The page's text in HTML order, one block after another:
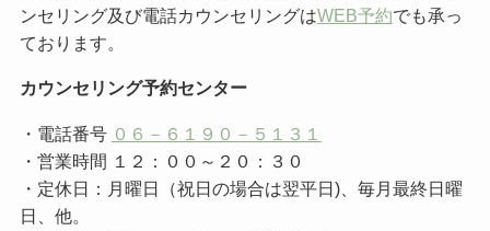
ンセリング及び電話カウンセリングはWEB予約でも承っ
ております。
カウンセリング予約センター
・電話番号 ０６－６１９０－５１３１
・営業時間 １２：００～２０：３０
・定休日：月曜日（祝日の場合は翌平日)、毎月最終日曜
日、他。